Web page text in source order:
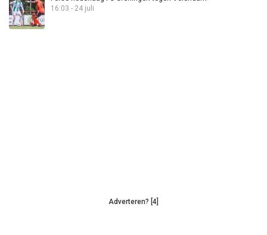
16:03 - 24 juli
Adverteren? [4]